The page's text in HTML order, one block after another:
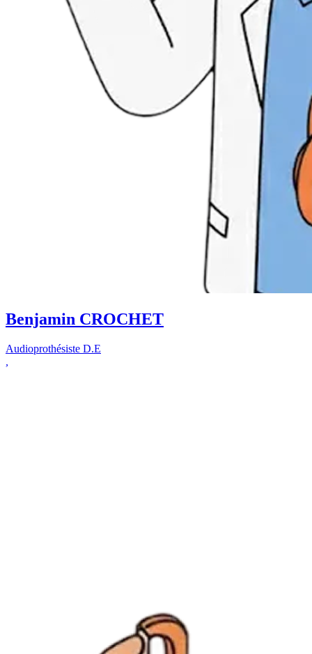
Benjamin CROCHET
Audioprothésiste D.E